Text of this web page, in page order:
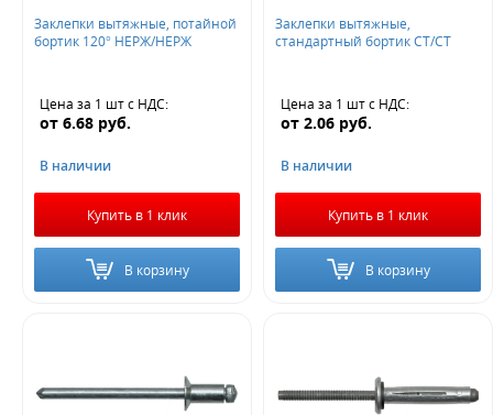
Заклепки вытяжные, потайной
бортик 120° НЕРЖ/НЕРЖ
Цена за 1 штс НДС:
от 6.68 руб.
В наличии
Купить в 1 клик
В корзину
Заклепки вытяжные,
стандартный бортик СТ/СТ
Цена за 1 штс НДС:
от 2.06 руб.
В наличии
Купить в 1 клик
В корзину